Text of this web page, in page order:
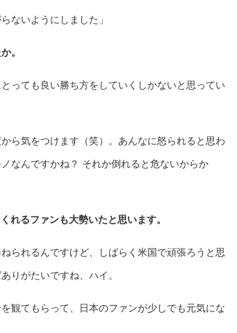
ないようにしました」
。
っても良い勝ち方をしていくしかないと思ってい
ら気をつけます（笑）。あんなに怒られると思わ
なんですかね？ それか倒れると危ないからか
るファンも大勢いたと思います。
られるんですけど、しばらく米国で頑張ろうと思
りがたいですね、ハイ。
観てもらって、日本のファンが少しでも元気にな